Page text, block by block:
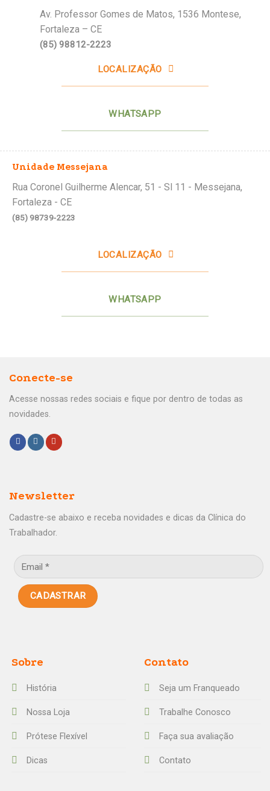
Av. Professor Gomes de Matos, 1536 Montese,
Fortaleza – CE
(85) 98812-2223
LOCALIZAÇÃO
WHATSAPP
Unidade Messejana
Rua Coronel Guilherme Alencar, 51 - Sl 11 - Messejana,
Fortaleza - CE
(85) 98739-2223
LOCALIZAÇÃO
WHATSAPP
Conecte-se
Acesse nossas redes sociais e fique por dentro de todas as
novidades.
Sobre
História
Nossa Loja
Prótese Flexível
Dicas
Contato
Seja um Franqueado
Trabalhe Conosco
Faça sua avaliação
Contato
Newsletter
Cadastre-se abaixo e receba novidades e dicas da Clínica do
Trabalhador.